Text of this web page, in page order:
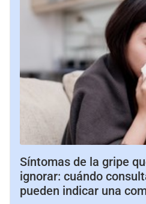
Síntomas de la gripe
ignorar: cuándo
pueden indicar una